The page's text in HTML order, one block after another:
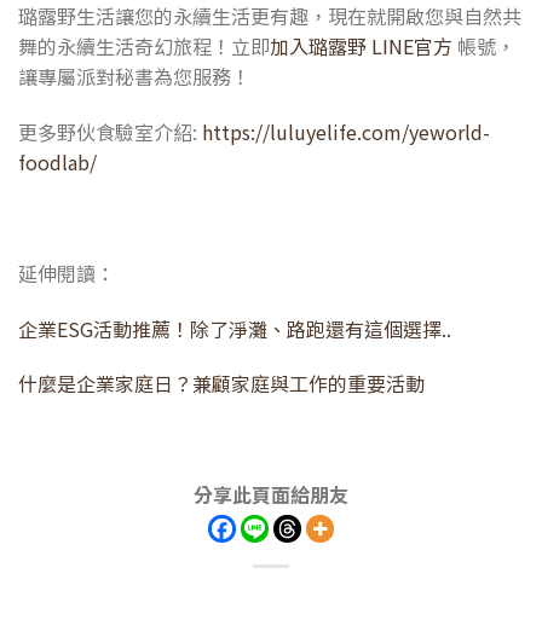
璐露野生活讓您的永續生活更有趣，現在就開啟您與自然共
舞的永續生活奇幻旅程！立即加入璐露野 LINE官方 帳號，
讓專屬派對秘書為您服務！
更多野伙食驗室介紹: https://luluyelife.com/yeworld-
foodlab/
延伸閱讀：
企業ESG活動推薦！除了淨灘、路跑還有這個選擇..
什麼是企業家庭日？兼顧家庭與工作的重要活動
分享此頁面給朋友